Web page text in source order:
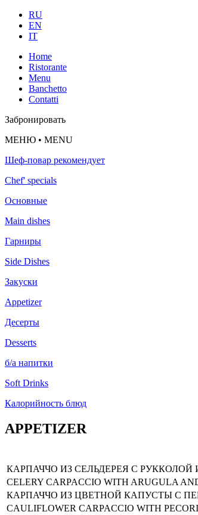
RU
EN
IT
Home
Ristorante
Menu
Banchetto
Contatti
Забронировать
МЕНЮ • MENU
Шеф-повар рекомендует
Chef' specials
Основные
Main dishes
Гарниры
Side Dishes
Закуски
Appetizer
Десерты
Desserts
б/а напитки
Soft Drinks
Калорийность блюд
APPETIZER
КАРПАЧЧО ИЗ СЕЛЬДЕРЕЯ С
CELERY CARPACCIO WITH ARUGULA
КАРПАЧЧО ИЗ ЦВЕТНОЙ КАПУСТЫ С
CAULIFLOWER CARPACCIO WITH